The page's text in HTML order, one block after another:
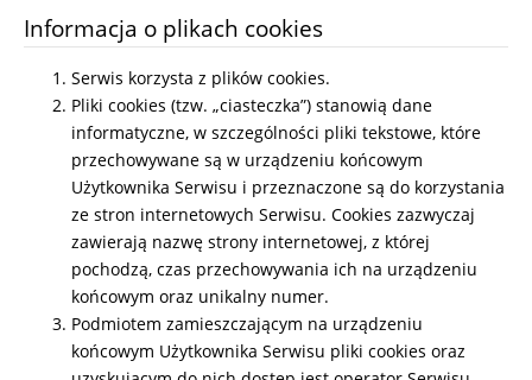
Informacja o plikach cookies
Serwis korzysta z plików cookies.
Pliki cookies (tzw. „ciasteczka”) stanowią dane
informatyczne, w szczególności pliki tekstowe, które
przechowywane są w urządzeniu końcowym
Użytkownika Serwisu i przeznaczone są do korzystania
ze stron internetowych Serwisu. Cookies zazwyczaj
zawierają nazwę strony internetowej, z której
pochodzą, czas przechowywania ich na urządzeniu
końcowym oraz unikalny numer.
Podmiotem zamieszczającym na urządzeniu
końcowym Użytkownika Serwisu pliki cookies oraz